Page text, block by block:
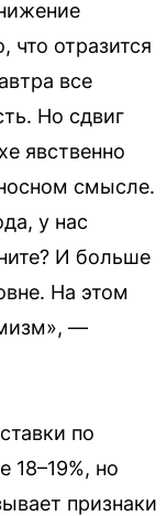
что отразится
все
Но сдвиг
явственно
смысле.
у нас
И больше
На этом
—
по
18–19%, но
признаки